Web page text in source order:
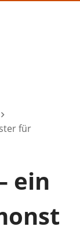
für
ein